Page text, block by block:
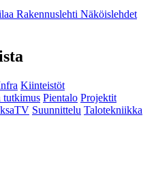
Rakennuslehti Näköislehdet
Kiinteistöt
tutkimus Pientalo Projektit
Suunnittelu Talotekniikka